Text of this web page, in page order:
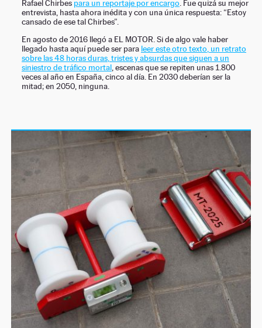
Rafael Chirbes para un reportaje por encargo . Fue quizá su mejor
entrevista, hasta ahora inédita y con una única respuesta: “Estoy
cansado de ese tal Chirbes”.
En agosto de 2016 llegó a EL MOTOR. Si de algo vale haber
llegado hasta aquí puede ser para leer este otro texto, un retrato
sobre las 48 horas duras, tristes y absurdas que siguen a un
siniestro de tráfico mortal , escenas que se repiten unas 1.800
veces al año en España, cinco al día. En 2030 deberían ser la
mitad; en 2050, ninguna.